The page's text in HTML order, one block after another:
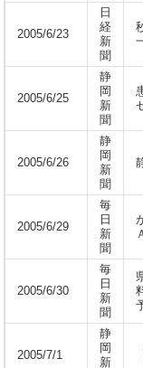
2005/6/23
日
経
新
聞
2005/6/25
静
岡
新
聞
2005/6/26
静
岡
新
聞
2005/6/29
毎
日
新
聞
2005/6/30
毎
日
新
聞
2005/7/1
静
岡
新